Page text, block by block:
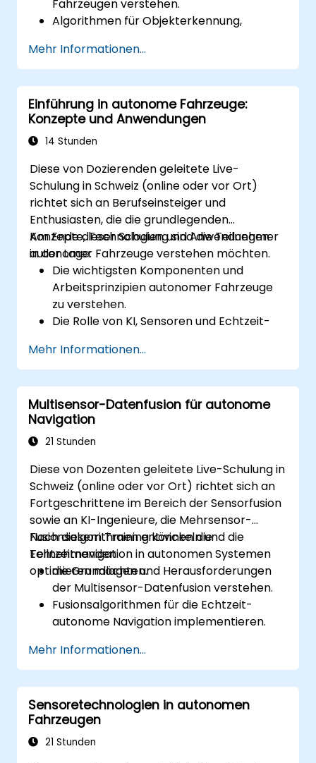
Fahrzeugen verstehen.
Algorithmen für Objekterkennung,
Segmentierung implementieren.
Vision-Systeme mit anderen
Subsystemen autonomer Fahrzeuge
integrieren.
Deep-Learning-Techniken für
fortschrittliche Wahrnehmungsaufgaben
Die Leistung von Computervision-
Modellen in realen Szenarien evaluieren.
Mehr Informationen...
Einführung in autonome Fahrzeuge:
Konzepte und Anwendungen
14 Stunden
Diese von Dozierenden geleitete Live-
Schulung in Schweiz (online oder vor Ort)
richtet sich an Berufseinsteiger und
Enthusiasten, die die grundlegenden
Konzepte, Technologien und Anwendungen
autonomer Fahrzeuge verstehen möchten.
Am Ende dieser Schulung sind die Teilnehmer
in der Lage:
Die wichtigsten Komponenten und
Arbeitsprinzipien autonomer Fahrzeuge
zu verstehen.
Die Rolle von KI, Sensoren und Echtzeit-
Systemen zu erkunden.
Verschiedene Stufen der
Fahrzeugautonomie und deren reale
Anwendungen zu analysieren.
Die ethischen, rechtlichen und
regulatorischen Aspekte autonomer
Praktische Erfahrungen mit Simulationen
autonomer Fahrzeuge zu sammeln.
Mehr Informationen...
Multisensor-Datenfusion für autonome
Navigation
21 Stunden
Diese von Dozenten geleitete Live-Schulung in
Schweiz (online oder vor Ort) richtet sich an
Fortgeschrittene im Bereich der Sensorfusion
sowie an KI-Ingenieure, die Mehrsensor-
Fusionsalgorithmen entwickeln und die
Echtzeitnavigation in autonomen Systemen
optimieren möchten.
Nach diesem Training können die
Teilnehmenden:
die Grundlagen und Herausforderungen
der Multisensor-Datenfusion verstehen.
Fusionsalgorithmen für die Echtzeit-
autonome Navigation implementieren.
Verbesserung der Wahrnehmung
integrieren.
die Leistungsfähigkeit des Fusionsystems
unter verschiedenen Bedingungen
analysieren und bewerten.
praktische Lösungen zur Reduzierung von
Mehr Informationen...
Sensoretechnologien in autonomen
Fahrzeugen
21 Stunden